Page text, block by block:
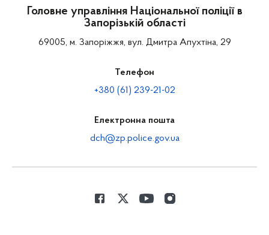
Головне управління Національної поліції в
Запорізькій області
69005, м. Запоріжжя, вул. Дмитра Апухтіна, 29
Телефон
+380 (61) 239-21-02
Електронна пошта
dch@zp.police.gov.ua